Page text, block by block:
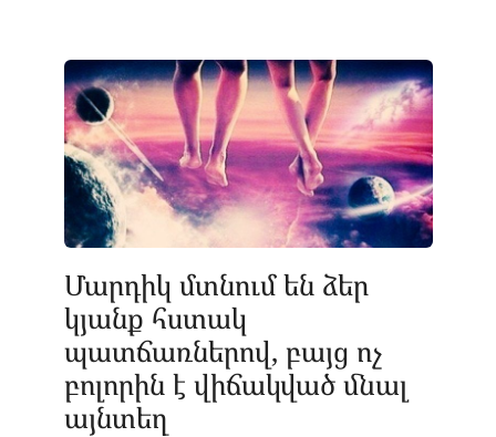
Մարդիկ մտնում են ձեր
կյանք հստակ
պատճառներով, բայց ոչ
բոլորին է վիճակված մնալ
այնտեղ